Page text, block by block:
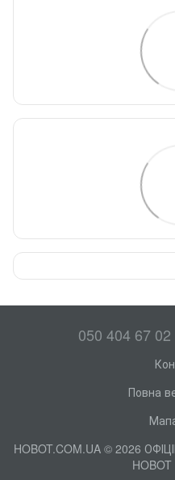
050 404 67 02
Повна
HOBOT.COM.UA © 2026